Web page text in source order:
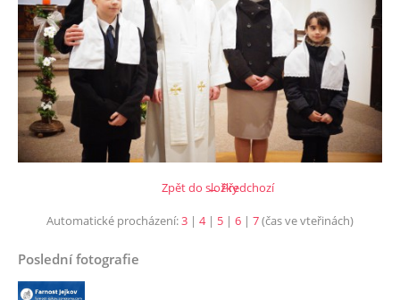
← Předchozí
Zpět do složky
Automatické procházení:3 | 4| 5 | 6 | 7(čas ve vteřinách)
Poslední fotografie